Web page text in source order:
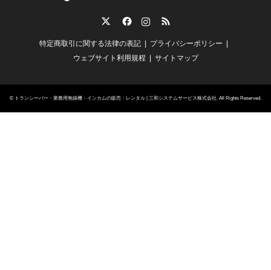
RSS
特定商取引に関する法律の表記
プライバシーポリシー
ウェブサイト利用規程
サイトマップ
© トランシーバー・業務用無線機・インカムの販売・レンタル | 三和システムサービス株式会社. All Rights Reserved.